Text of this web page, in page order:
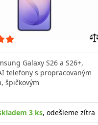
Galaxy S26 a S26+,
telefony s propracovaným
špičkovým
3 ks, odešleme zítra